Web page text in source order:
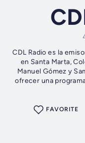
CDL Radio es la
en Santa Marta,
Manuel Gómez y
ofrecer una
FAVORITE